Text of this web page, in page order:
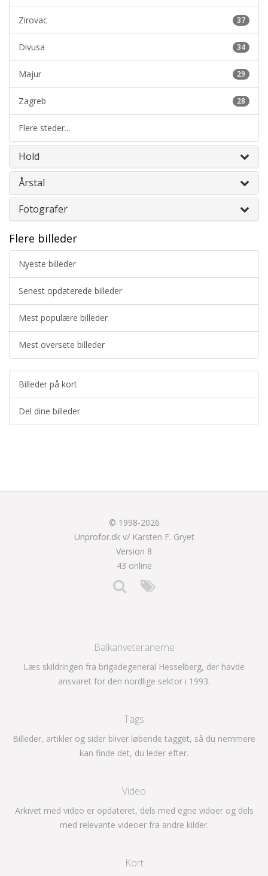
37
Zirovac
34
Divusa
29
Majur
28
Zagreb
Flere steder...
Hold
Årstal
Fotografer
Flere billeder
Nyeste billeder
Senest opdaterede billeder
Mest populære billeder
Mest oversete billeder
Billeder på kort
Del dine billeder
© 1998-2026
Unprofor.dk v/ Karsten F. Gryet
Version 8
43 online
Balkanveteranerne
Læs skildringen fra brigadegeneral Hesselberg, der havde
ansvaret for den nordlige sektor i 1993.
Tags
Billeder, artikler og sider bliver løbende tagget, så du nemmere
kan finde det, du leder efter.
Video
Arkivet med video er opdateret, dels med egne vidoer og dels
med relevante videoer fra andre kilder.
Kort